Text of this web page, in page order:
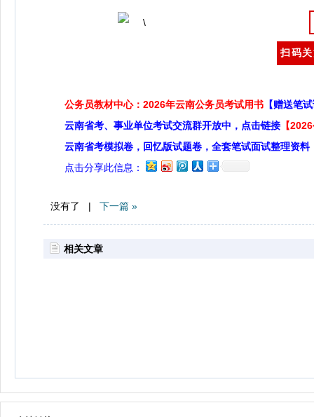
扫码
公务员教材中心：2026年云南公务员考试用书 【赠送笔
云南省考、事业单位考试交流群开放中，点击链接 【
云南省考模拟卷，回忆版试题卷，全套笔试面试整理资料
点击分享此信息：
没有了 | 下一篇 »
相关文章